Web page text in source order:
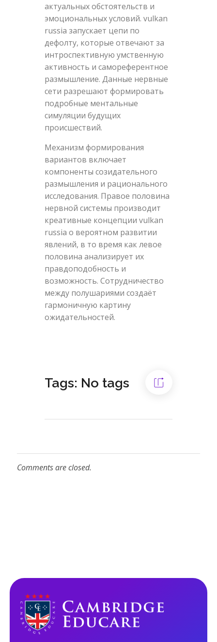
актуальных обстоятельств и
эмоциональных условий. vulkan
russia запускает цепи по
дефолту, которые отвечают за
интроспективную умственную
активность и самореферентное
размышление. Данные нервные
сети разрешают формировать
подробные ментальные
симуляции будущих
происшествий.
Механизм формирования
вариантов включает
компоненты созидательного
размышления и рационального
исследования. Правое половина
нервной системы производит
креативные концепции vulkan
russia о вероятном развитии
явлений, в то время как левое
половина анализирует их
правдоподобность и
возможность. Сотрудничество
между полушариями создаёт
гармоничную картину
ожидательностей.
Tags: No tags
Comments are closed.